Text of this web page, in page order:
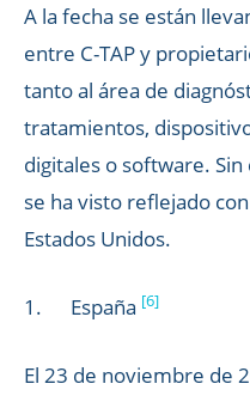
A la fecha se están
entre C-TAP y
tanto al área de
tratamientos,
digitales o software.
se ha visto reflejado
Estados Unidos.
1. España [6]
El 23 de noviembre de